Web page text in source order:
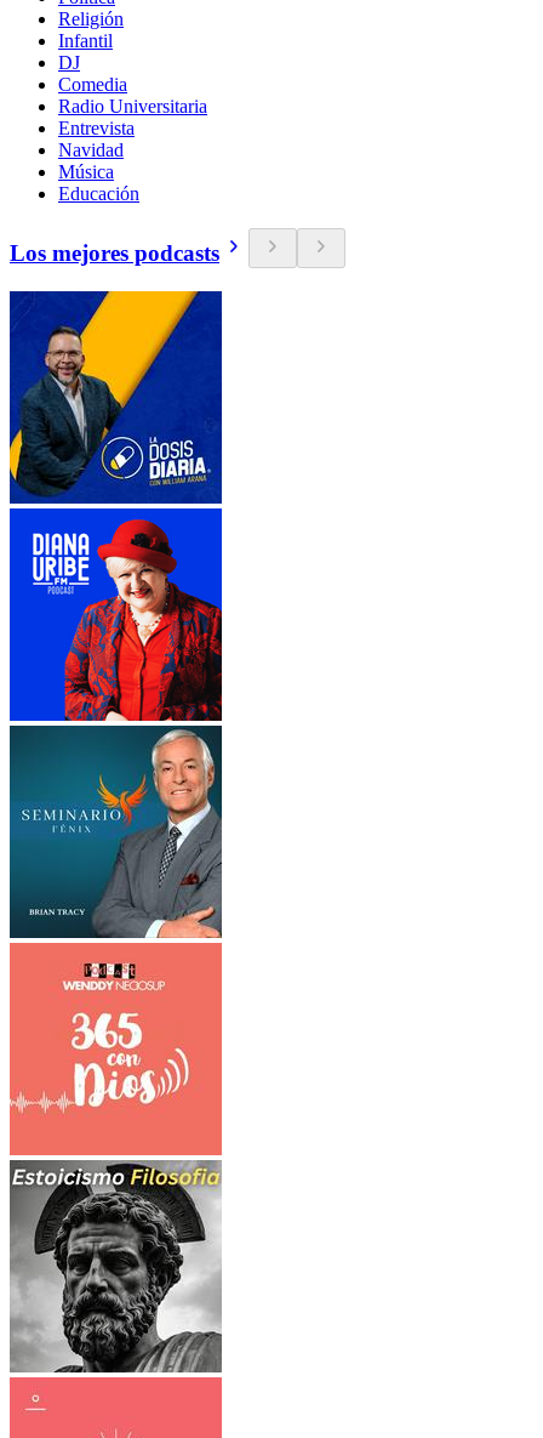
Religión
Infantil
DJ
Comedia
Radio Universitaria
Entrevista
Navidad
Música
Educación
Los mejores podcasts